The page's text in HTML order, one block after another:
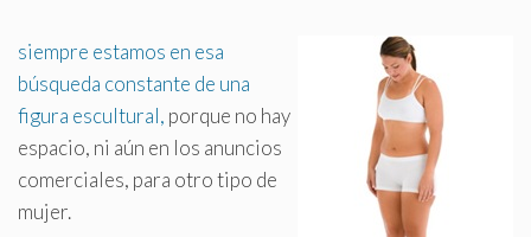
siempre estamos en esa
búsqueda constante de una
figura escultural, porque no hay
espacio, ni aún en los anuncios
comerciales, para otro tipo de
mujer.